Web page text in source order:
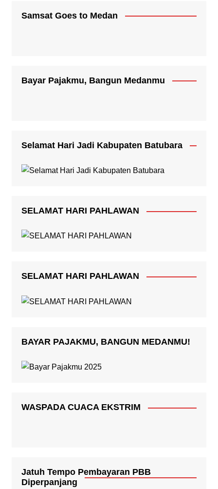
Samsat Goes to Medan
Bayar Pajakmu, Bangun Medanmu
Selamat Hari Jadi Kabupaten Batubara
SELAMAT HARI PAHLAWAN
SELAMAT HARI PAHLAWAN
BAYAR PAJAKMU, BANGUN MEDANMU!
WASPADA CUACA EKSTRIM
Jatuh Tempo Pembayaran PBB
Diperpanjang